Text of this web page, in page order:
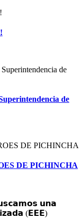
de
DE PICHINCHA